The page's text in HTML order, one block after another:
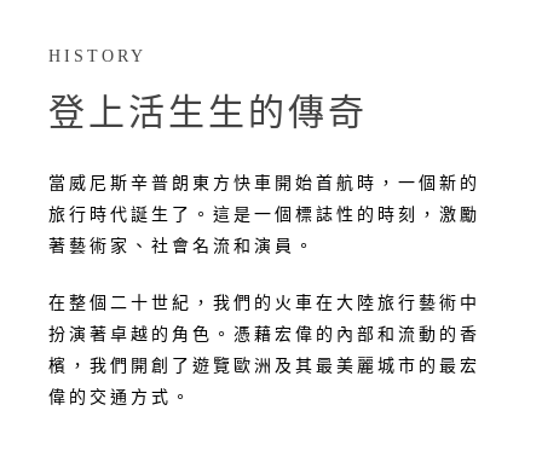
HISTORY
登上活生生的傳奇
當威尼斯辛普朗東方快車開始首航時，一個新的
旅行時代誕生了。這是一個標誌性的時刻，激勵
著藝術家、社會名流和演員。
在整個二十世紀，我們的火車在大陸旅行藝術中
扮演著卓越的角色。憑藉宏偉的內部和流動的香
檳，我們開創了遊覽歐洲及其最美麗城市的最宏
偉的交通方式。